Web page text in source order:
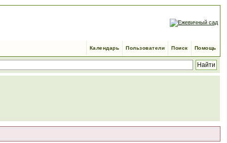
Помощь
Поиск
Пользователи
Календарь